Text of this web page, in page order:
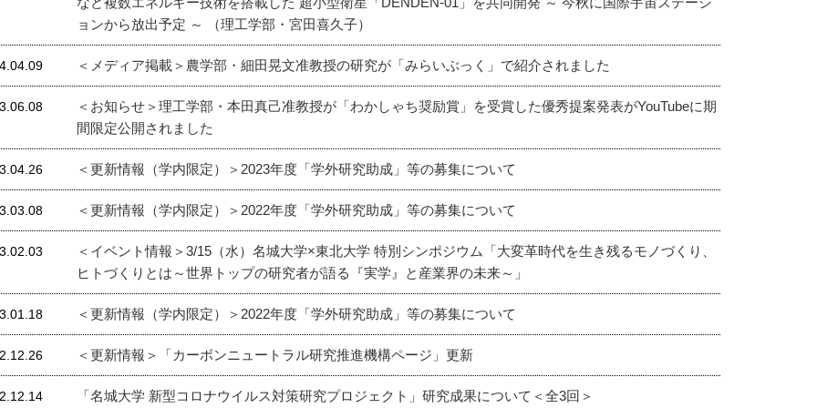
ョンから放出予定 ～ （理工学部・宮田喜久子）
＜メディア掲載＞農学部・細田晃文准教授の研究が「みらいぶっく」で紹介されました
＜お知らせ＞理工学部・本田真己准教授が「わかしゃち奨励賞」を受賞した優秀提案発表がYouTubeに期
間限定公開されました
＜更新情報（学内限定）＞2023年度「学外研究助成」等の募集について
＜更新情報（学内限定）＞2022年度「学外研究助成」等の募集について
＜イベント情報＞3/15（水）名城大学×東北大学 特別シンポジウム「大変革時代を生き残るモノづくり、
ヒトづくりとは～世界トップの研究者が語る『実学』と産業界の未来～」
＜更新情報（学内限定）＞2022年度「学外研究助成」等の募集について
＜更新情報＞「カーボンニュートラル研究推進機構ページ」更新
「名城大学 新型コロナウイルス対策研究プロジェクト」研究成果について＜全3回＞